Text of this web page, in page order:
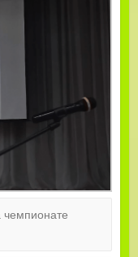
чемпионате